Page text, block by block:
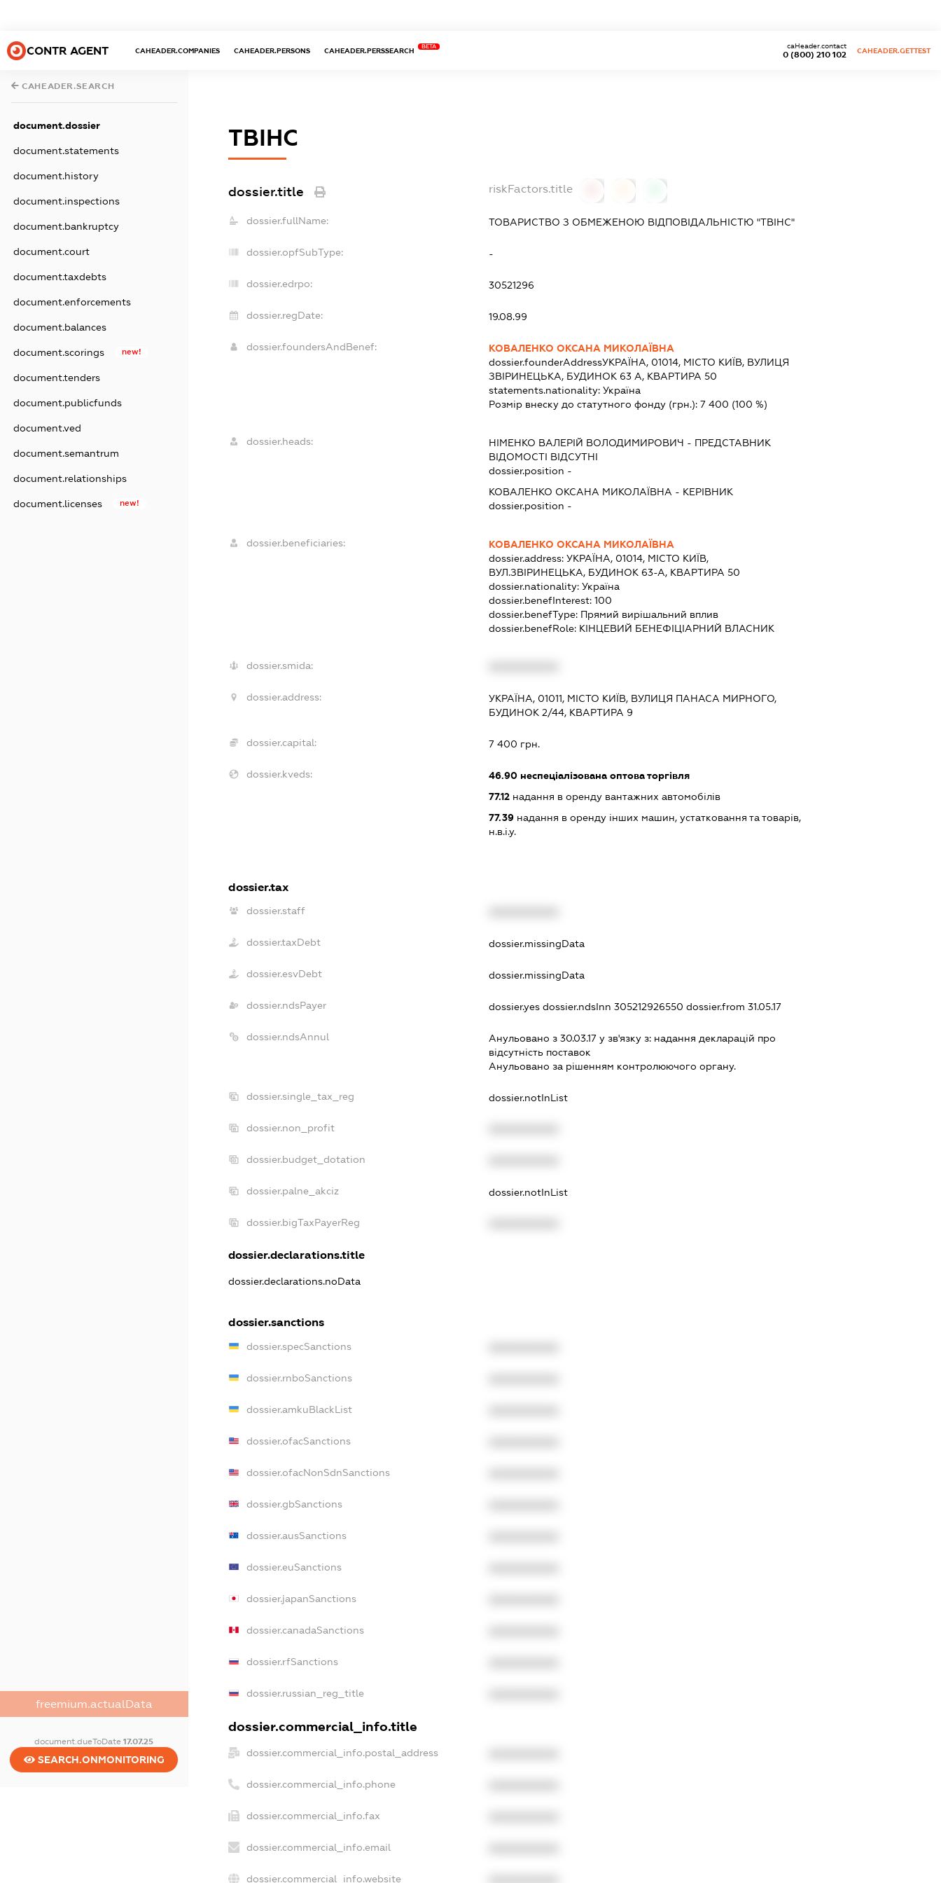
CONTR AGENT CAHEADER.COMPANIES CAHEADER.PERSONS CAHEADER.PERSSEARCH
BETA
0 (800) 210 102
caHeader.contact
CAHEADER.GETTEST
CAHEADER.SEARCH
document.dossier
document.statements
document.history
document.inspections
document.bankruptcy
document.court
document.taxdebts
document.enforcements
document.balances
document.scorings new!
document.tenders
document.publicfunds
document.ved
document.semantrum
document.relationships
document.licenses new!
freemium.actualData
document.dueToDate17.07.25
SEARCH.ONMONITORING
ТВІНС
dossier.title riskFactors.title
dossier.fullName: ТОВАРИСТВО З ОБМЕЖЕНОЮ ВІДПОВІДАЛЬНІСТЮ "ТВІНС"
dossier.opfSubType: -
dossier.edrpo: 30521296
dossier.regDate: 19.08.99
dossier.foundersAndBenef:
КОВАЛЕНКО ОКСАНА МИКОЛАЇВНА
dossier.founderAddressУКРАЇНА, 01014, МІСТО КИЇВ, ВУЛИЦЯ
ЗВІРИНЕЦЬКА, БУДИНОК 63 А, КВАРТИРА 50
statements.nationality: Україна
Розмір внеску до статутного фонду (грн.): 7 400 (100 %)
dossier.heads: НІМЕНКО ВАЛЕРІЙ ВОЛОДИМИРОВИЧ - ПРЕДСТАВНИК
ВІДОМОСТІ ВІДСУТНІ
dossier.position -
КОВАЛЕНКО ОКСАНА МИКОЛАЇВНА - КЕРІВНИК
dossier.position -
dossier.beneficiaries:
КОВАЛЕНКО ОКСАНА МИКОЛАЇВНА
dossier.address: УКРАЇНА, 01014, МІСТО КИЇВ,
ВУЛ.ЗВІРИНЕЦЬКА, БУДИНОК 63-А, КВАРТИРА 50
dossier.nationality: Україна
dossier.benefInterest: 100
dossier.benefType: Прямий вирішальний вплив
dossier.benefRole: КІНЦЕВИЙ БЕНЕФІЦІАРНИЙ ВЛАСНИК
dossier.smida:
dossier.address:
УКРАЇНА, 01011, МІСТО КИЇВ, ВУЛИЦЯ ПАНАСА МИРНОГО,
БУДИНОК 2/44, КВАРТИРА 9
dossier.capital: 7 400 грн.
dossier.kveds: 46.90неспеціалізована оптова торгівля
77.12надання в оренду вантажних автомобілів
77.39надання в оренду інших машин, устатковання та товарів,
н.в.і.у.
dossier.tax
dossier.staff
dossier.taxDebt dossier.missingData
dossier.esvDebt dossier.missingData
dossier.ndsPayer dossier.yes dossier.ndsInn 305212926550 dossier.from 31.05.17
dossier.ndsAnnul Анульовано з 30.03.17 у зв'язку з: надання декларацiй про
вiдсутнiсть поставок
Анульовано за рiшенням контролюючого органу.
dossier.single_tax_reg dossier.notInList
dossier.non_profit
dossier.budget_dotation
dossier.palne_akciz dossier.notInList
dossier.bigTaxPayerReg
dossier.declarations.title
dossier.declarations.noData
dossier.sanctions
dossier.specSanctions
dossier.rnboSanctions
dossier.amkuBlackList
dossier.ofacSanctions
dossier.ofacNonSdnSanctions
dossier.gbSanctions
dossier.ausSanctions
dossier.euSanctions
dossier.japanSanctions
dossier.canadaSanctions
dossier.rfSanctions
dossier.russian_reg_title
dossier.commercial_info.title
dossier.commercial_info.postal_address
dossier.commercial_info.phone
dossier.commercial_info.fax
dossier.commercial_info.email
dossier.commercial_info.website